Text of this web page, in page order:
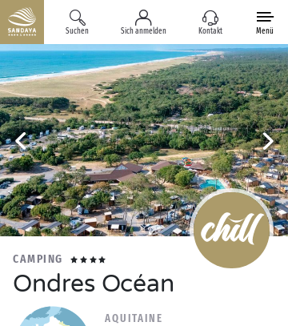
Suchen Sich anmelden Kontakt Menü
CAMPING
Ondres Océan
AQUITAINE